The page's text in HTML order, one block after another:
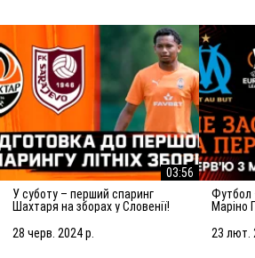
03:56
У суботу – перший спаринг
Шахтаря на зборах у Словенії!
Сараєвом
28 черв. 2024 р.
Футбол – це гра помилок. Емоції
Маріно
23 лют.